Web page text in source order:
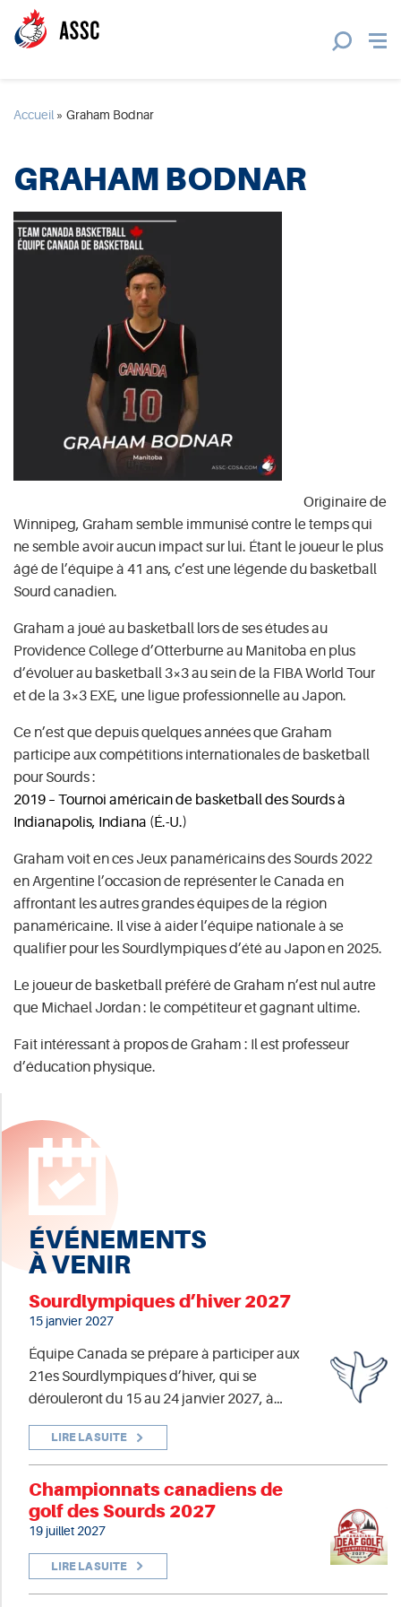
Accueil » Graham Bodnar
GRAHAM BODNAR
Originaire de
Winnipeg, Graham semble immunisé contre le temps qui
ne semble avoir aucun impact sur lui. Étant le joueur le plus
âgé de l’équipe à 41 ans, c’est une légende du basketball
Sourd canadien.
Graham a joué au basketball lors de ses études au
Providence College d’Otterburne au Manitoba en plus
d’évoluer au basketball 3×3 au sein de la FIBA World Tour
et de la 3×3 EXE, une ligue professionnelle au Japon.
Ce n’est que depuis quelques années que Graham
participe aux compétitions internationales de basketball
pour Sourds :
2019 – Tournoi américain de basketball des Sourds à
Indianapolis, Indiana (É.-U.)
Graham voit en ces Jeux panaméricains des Sourds 2022
en Argentine l’occasion de représenter le Canada en
affrontant les autres grandes équipes de la région
panaméricaine. Il vise à aider l’équipe nationale à se
qualifier pour les Sourdlympiques d’été au Japon en 2025.
Le joueur de basketball préféré de Graham n’est nul autre
que Michael Jordan : le compétiteur et gagnant ultime.
Fait intéressant à propos de Graham : Il est professeur
d’éducation physique.
ÉVÉNEMENTS
À VENIR
Sourdlympiques d’hiver 2027
15 janvier 2027
Équipe Canada se prépare à participer aux
21es Sourdlympiques d’hiver, qui se
dérouleront du 15 au 24 janvier 2027, à…
LIRE LA SUITE
Championnats canadiens de
golf des Sourds 2027
19 juillet 2027
LIRE LA SUITE